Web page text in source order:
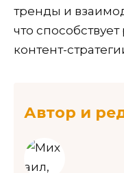
тренды и
что
контент-
Автор и